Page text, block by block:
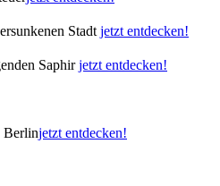
Stadt jetzt entdecken!
Saphirjetzt entdecken!
Berlinjetzt entdecken!